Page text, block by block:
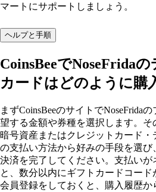
マートにサポートしましょう。
ヘルプと手順
CoinsBeeでNoseFrida
カードはどのように購
まずCoinsBeeのサイトでNoseFrida
望する金額や券種を選択します。そ
暗号資産またはクレジットカード
の支払い方法から好みの手段を選
決済を完了してください。支払い
と、数分以内にギフトカードコード
会員登録をしておくと、購入履歴